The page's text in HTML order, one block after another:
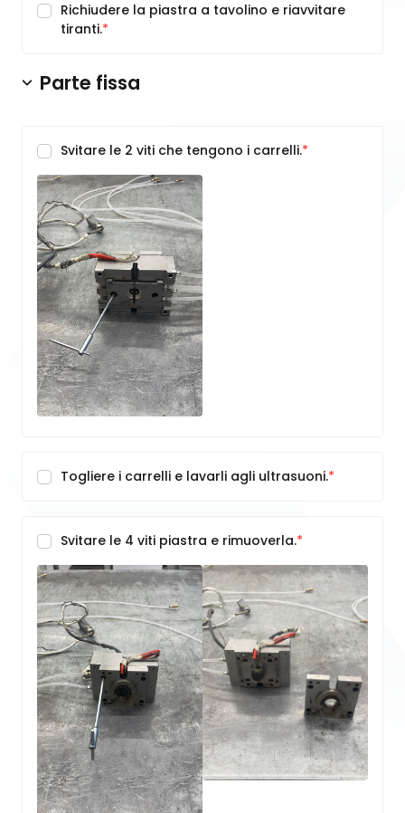
Richiudere la piastra a tavolino e riavvitare
tiranti.
Parte fissa
Svitare le 2 viti che tengono i carrelli.
Togliere i carrelli e lavarli agli ultrasuoni.
Svitare le 4 viti piastra e rimuoverla.